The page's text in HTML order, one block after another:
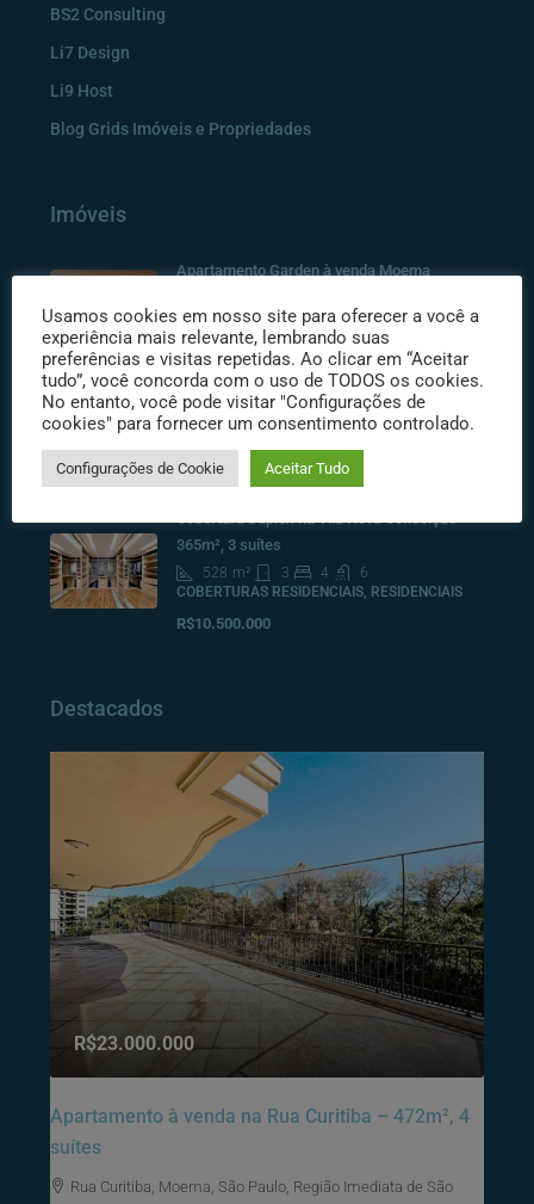
BS2 Consulting
Li7 Design
Li9 Host
Blog Grids Imóveis e Propriedades
Imóveis
Apartamento Garden à venda Moema
APARTAMENTOS, RESIDENCIAIS
R$ 17.000.000
PRÉDIO NOVO LOCAÇÃO PARAÍSO
1063900 m²
Consulte
365m², 3 suítes
528 m² 3 4
6
COBERTURAS RESIDENCIAIS, RESIDENCIAIS
R$10.500.000
Destacados
R$23.000.000
Apartamento à venda na Rua Curitiba – 472m², 4
suítes
Rua Curitiba, Moema, São Paulo, Região Imediata de São
Usamos cookies em nosso site para oferecer a você a
experiência mais relevante, lembrando suas
preferências e visitas repetidas. Ao clicar em “Aceitar
tudo”, você concorda com o uso de TODOS os cookies.
No entanto, você pode visitar "Configurações de
cookies" para fornecer um consentimento controlado.
Configurações de Cookie Aceitar Tudo